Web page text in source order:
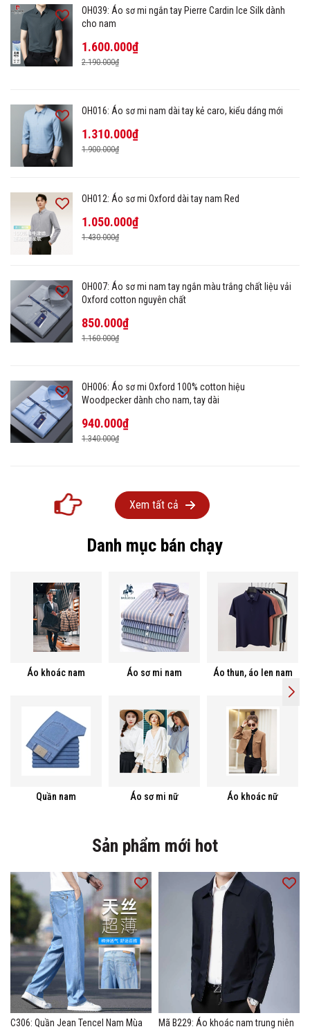
OH039: Áo sơ mi ngắn tay Pierre Cardin Ice Silk dành
cho nam
1.600.000₫
2.190.000₫
OH016: Áo sơ mi nam dài tay kẻ caro, kiểu dáng mới
1.310.000₫
1.900.000₫
OH012: Áo sơ mi Oxford dài tay nam Red
1.050.000₫
1.430.000₫
OH007: Áo sơ mi nam tay ngắn màu trắng chất liệu vải
Oxford cotton nguyên chất
850.000₫
1.160.000₫
OH006: Áo sơ mi Oxford 100% cotton hiệu
Woodpecker dành cho nam, tay dài
940.000₫
1.340.000₫
Xem tất cả
Danh mục bán chạy
Áo khoác nam Áo sơ mi nam Áo thun, áo len nam
Quần nam Áo sơ mi nữ Áo khoác nữ
Sản phẩm mới hot
C306: Quần Jean Tencel Nam Mùa
Mã B229: Áo khoác nam trung niên